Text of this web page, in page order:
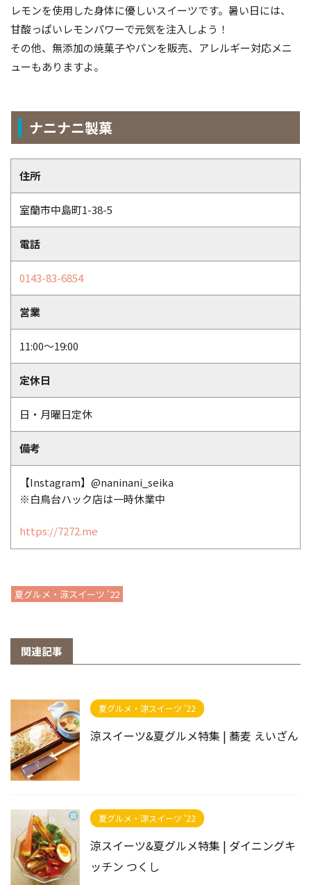
レモンを使用した身体に優しいスイーツです。暑い日には、
甘酸っぱいレモンパワーで元気を注入しよう！
その他、無添加の焼菓子やパンを販売、アレルギー対応メニ
ューもありますよ。
ナニナニ製菓
住所
室蘭市中島町1-38-5
電話
0143-83-6854
営業
11:00～19:00
定休日
日・月曜日定休
備考
【Instagram】@naninani_seika
※白鳥台ハック店は一時休業中
https://7272.me
夏グルメ・涼スイーツ '22
関連記事
夏グルメ・涼スイーツ '22
涼スイーツ&夏グルメ特集 | 蕎麦 えいざん
夏グルメ・涼スイーツ '22
涼スイーツ&夏グルメ特集 | ダイニングキ
ッチン つくし